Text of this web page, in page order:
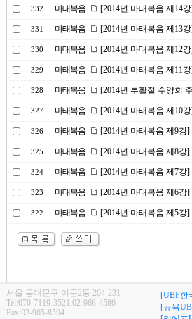
332 마태복음 [2014년 마태복음 제14
331 마태복음 [2014년 마태복음 제13
330 마태복음 [2014년 마태복음 제12
329 마태복음 [2014년 마태복음 제11
328 마태복음 [2014년 부활절 수양회
327 마태복음 [2014년 마태복음 제10
326 마태복음 [2014년 마태복음 제9
325 마태복음 [2014년 마태복음 제8
324 마태복음 [2014년 마태복음 제7강
323 마태복음 [2014년 마태복음 제6강
322 마태복음 [2014년 마태복음 제5강
서울 동대문구 이문2동 264-231
Tel:070-7119-3521,02-968-4586
Fax:02-965-8594
[UBF한
[뉴욕